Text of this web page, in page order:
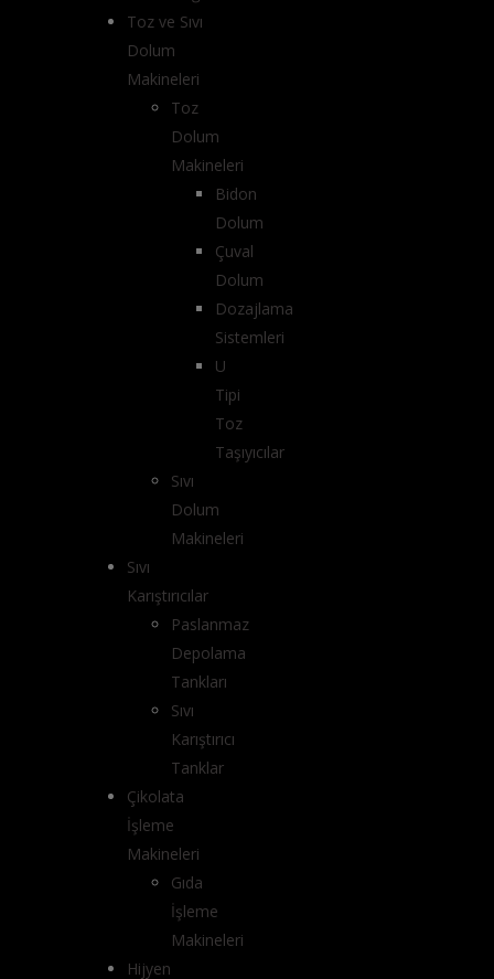
Toz ve Sıvı
Dolum
Makineleri
Toz
Dolum
Makineleri
Bidon
Dolum
Çuval
Dolum
Dozajlama
Sistemleri
U
Tipi
Toz
Taşıyıcılar
Sıvı
Dolum
Makineleri
Sıvı
Karıştırıcılar
Paslanmaz
Depolama
Tankları
Sıvı
Karıştırıcı
Tanklar
Çikolata
İşleme
Makineleri
Gıda
İşleme
Makineleri
Hijyen